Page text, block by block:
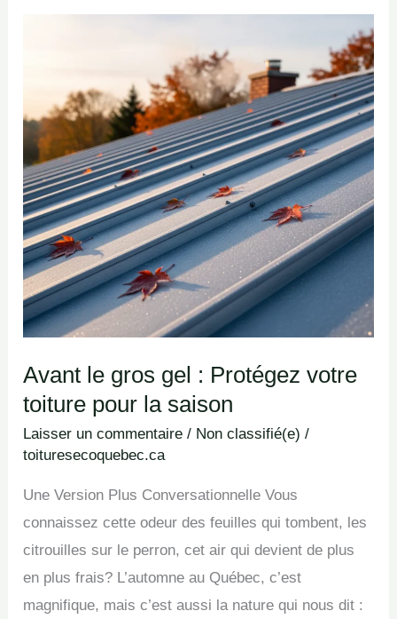
Avant le gros gel : Protégez votre
toiture pour la saison
Laisser un commentaire / Non classifié(e) /
toituresecoquebec.ca
Une Version Plus Conversationnelle Vous
connaissez cette odeur des feuilles qui tombent, les
citrouilles sur le perron, cet air qui devient de plus
en plus frais? L’automne au Québec, c’est
magnifique, mais c’est aussi la nature qui nous dit :
:
Protégez
votre
toiture
pour
la
saison